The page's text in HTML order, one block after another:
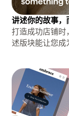
讲述你的故事，
打造成功店铺时
述版块能让您成